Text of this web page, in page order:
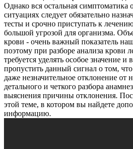
Однако вся остальная симптоматика
ситуациях следует обязательно
тесты и срочно приступать к
большой угрозой для организма.
крови - очень важный показатель
поэтому при разборе анализа крови
требуется уделять особое значение
пропустить данный сигнал о том,
даже незначительное отклонение от
детального и четкого разбора
выяснения причины отклонения.
этой теме, в котором вы найдете
информацию.